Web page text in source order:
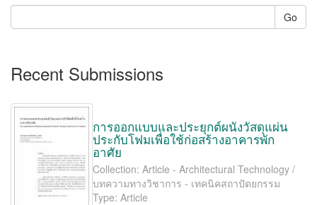
Go
Recent Submissions
การออกแบบและประยุกต์ผนังวัสดุแผ่น
ประกับโฟมเพื่อใช้ก่อสร้างอาคารพัก
อาศัย
Collection: Article - Architectural Technology /
บทความทางวิชาการ - เทคนิคสถาปัตยกรรม
Type: Article